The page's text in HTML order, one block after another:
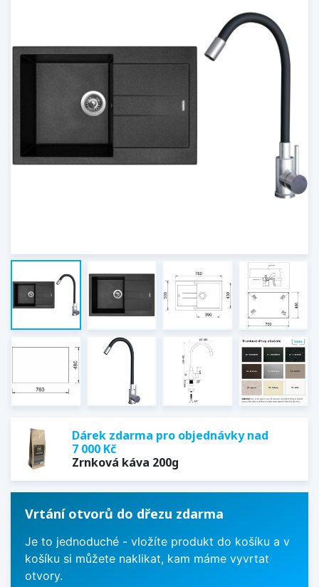
Dárek zdarma pro objednávky nad
7 000 Kč
Zrnková káva 200g
Vrtání otvorů do dřezu zdarma
Je to jednoduché - vložíte produkt do košíku a v
košíku si můžete naklikat, kam máme vyvrtat
otvory.